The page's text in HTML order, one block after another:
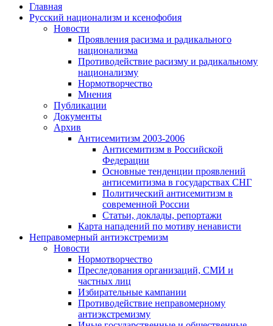
Главная
Русский национализм и ксенофобия
Новости
Проявления расизма и радикального
национализма
Противодействие расизму и радикальному
национализму
Нормотворчество
Мнения
Публикации
Документы
Архив
Антисемитизм 2003-2006
Антисемитизм в Российской
Федерации
Основные тенденции проявлений
антисемитизма в государствах СНГ
Политический антисемитизм в
современной России
Статьи, доклады, репортажи
Карта нападений по мотиву ненависти
Неправомерный антиэкстремизм
Новости
Нормотворчество
Преследования организаций, СМИ и
частных лиц
Избирательные кампании
Противодействие неправомерному
антиэкстремизму